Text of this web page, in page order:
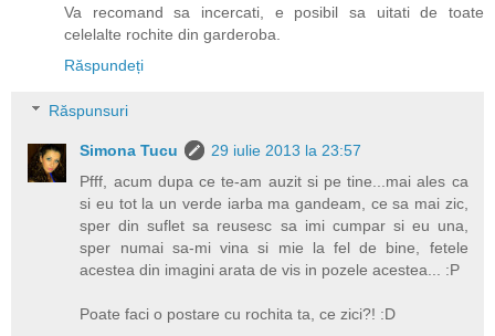
Va recomand sa incercati, e posibil sa uitati de toate
celelalte rochite din garderoba.
Răspundeți
Răspunsuri
Simona Tucu
29 iulie 2013 la 23:57
Pfff, acum dupa ce te-am auzit si pe tine...mai ales ca
si eu tot la un verde iarba ma gandeam, ce sa mai zic,
sper din suflet sa reusesc sa imi cumpar si eu una,
sper numai sa-mi vina si mie la fel de bine, fetele
acestea din imagini arata de vis in pozele acestea... :P
Poate faci o postare cu rochita ta, ce zici?! :D